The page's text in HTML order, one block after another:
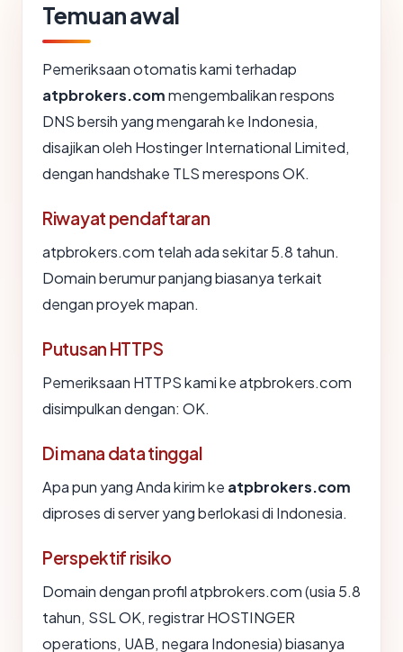
Temuan awal
Pemeriksaan otomatis kami terhadap
atpbrokers.commengembalikan respons
DNS bersih yang mengarah ke Indonesia,
disajikan oleh Hostinger International Limited,
dengan handshake TLS merespons OK.
Riwayat pendaftaran
atpbrokers.com telah ada sekitar 5.8 tahun.
Domain berumur panjang biasanya terkait
dengan proyek mapan.
Putusan HTTPS
Pemeriksaan HTTPS kami ke atpbrokers.com
disimpulkan dengan: OK.
Di mana data tinggal
Apa pun yang Anda kirim ke atpbrokers.com
diproses di server yang berlokasi di Indonesia.
Perspektif risiko
Domain dengan profil atpbrokers.com (usia 5.8
tahun, SSL OK, registrar HOSTINGER
operations, UAB, negara Indonesia) biasanya